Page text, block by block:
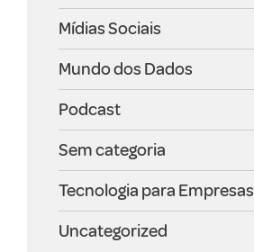
Mídias Sociais
Mundo dos Dados
Podcast
Sem categoria
Tecnologia para Empresas
Uncategorized